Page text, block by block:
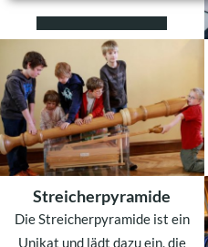
WEITERLESEN
Streicherpyramide
Die Streicherpyramide ist ein
Unikat und lädt dazu ein, die